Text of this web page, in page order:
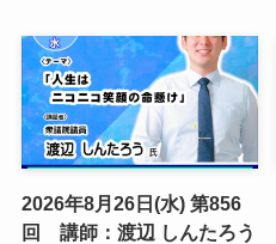
2026年8月26日(水) 第856
回 講師：渡辺 しんたろう